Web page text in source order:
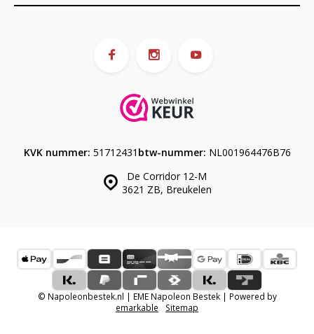
De Corridor 12-M
3621 ZB, Breukelen
KVK nummer: 51712431 btw-nummer: NL001964476B76
© Napoleonbestek.nl | EME Napoleon Bestek | Powered by
emarkable
Sitemap